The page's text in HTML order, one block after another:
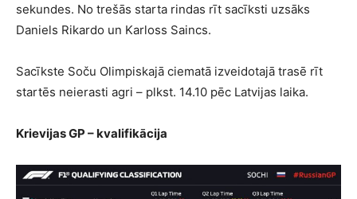
sekundes. No trešās starta rindas rīt sacīksti uzsāks
Daniels Rikardo un Karloss Saincs.
Sacīkste Soču Olimpiskajā ciematā izveidotajā trasē rīt
startēs neierasti agri – plkst. 14.10 pēc Latvijas laika.
Krievijas GP – kvalifikācija